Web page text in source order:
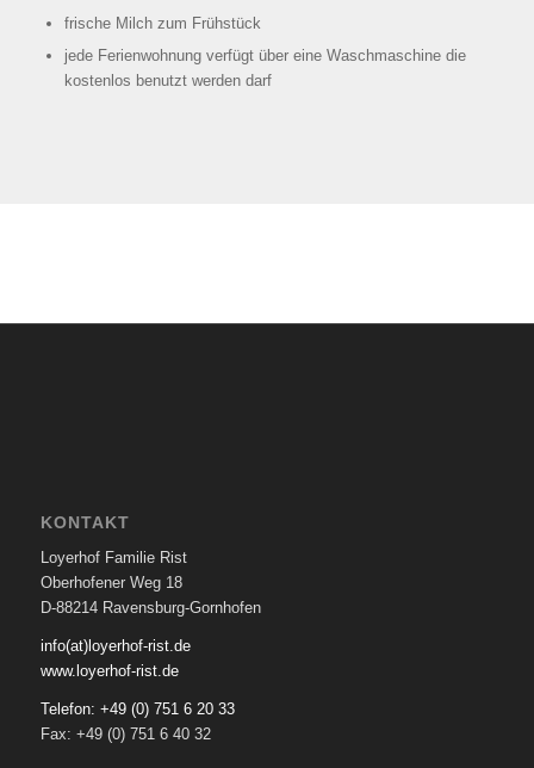
frische Milch zum Frühstück
jede Ferienwohnung verfügt über eine Waschmaschine die
kostenlos benutzt werden darf
KONTAKT
Loyerhof Familie Rist
Oberhofener Weg 18
D-88214 Ravensburg-Gornhofen
info(at)loyerhof-rist.de
www.loyerhof-rist.de
Telefon: +49 (0) 751 6 20 33
Fax: +49 (0) 751 6 40 32